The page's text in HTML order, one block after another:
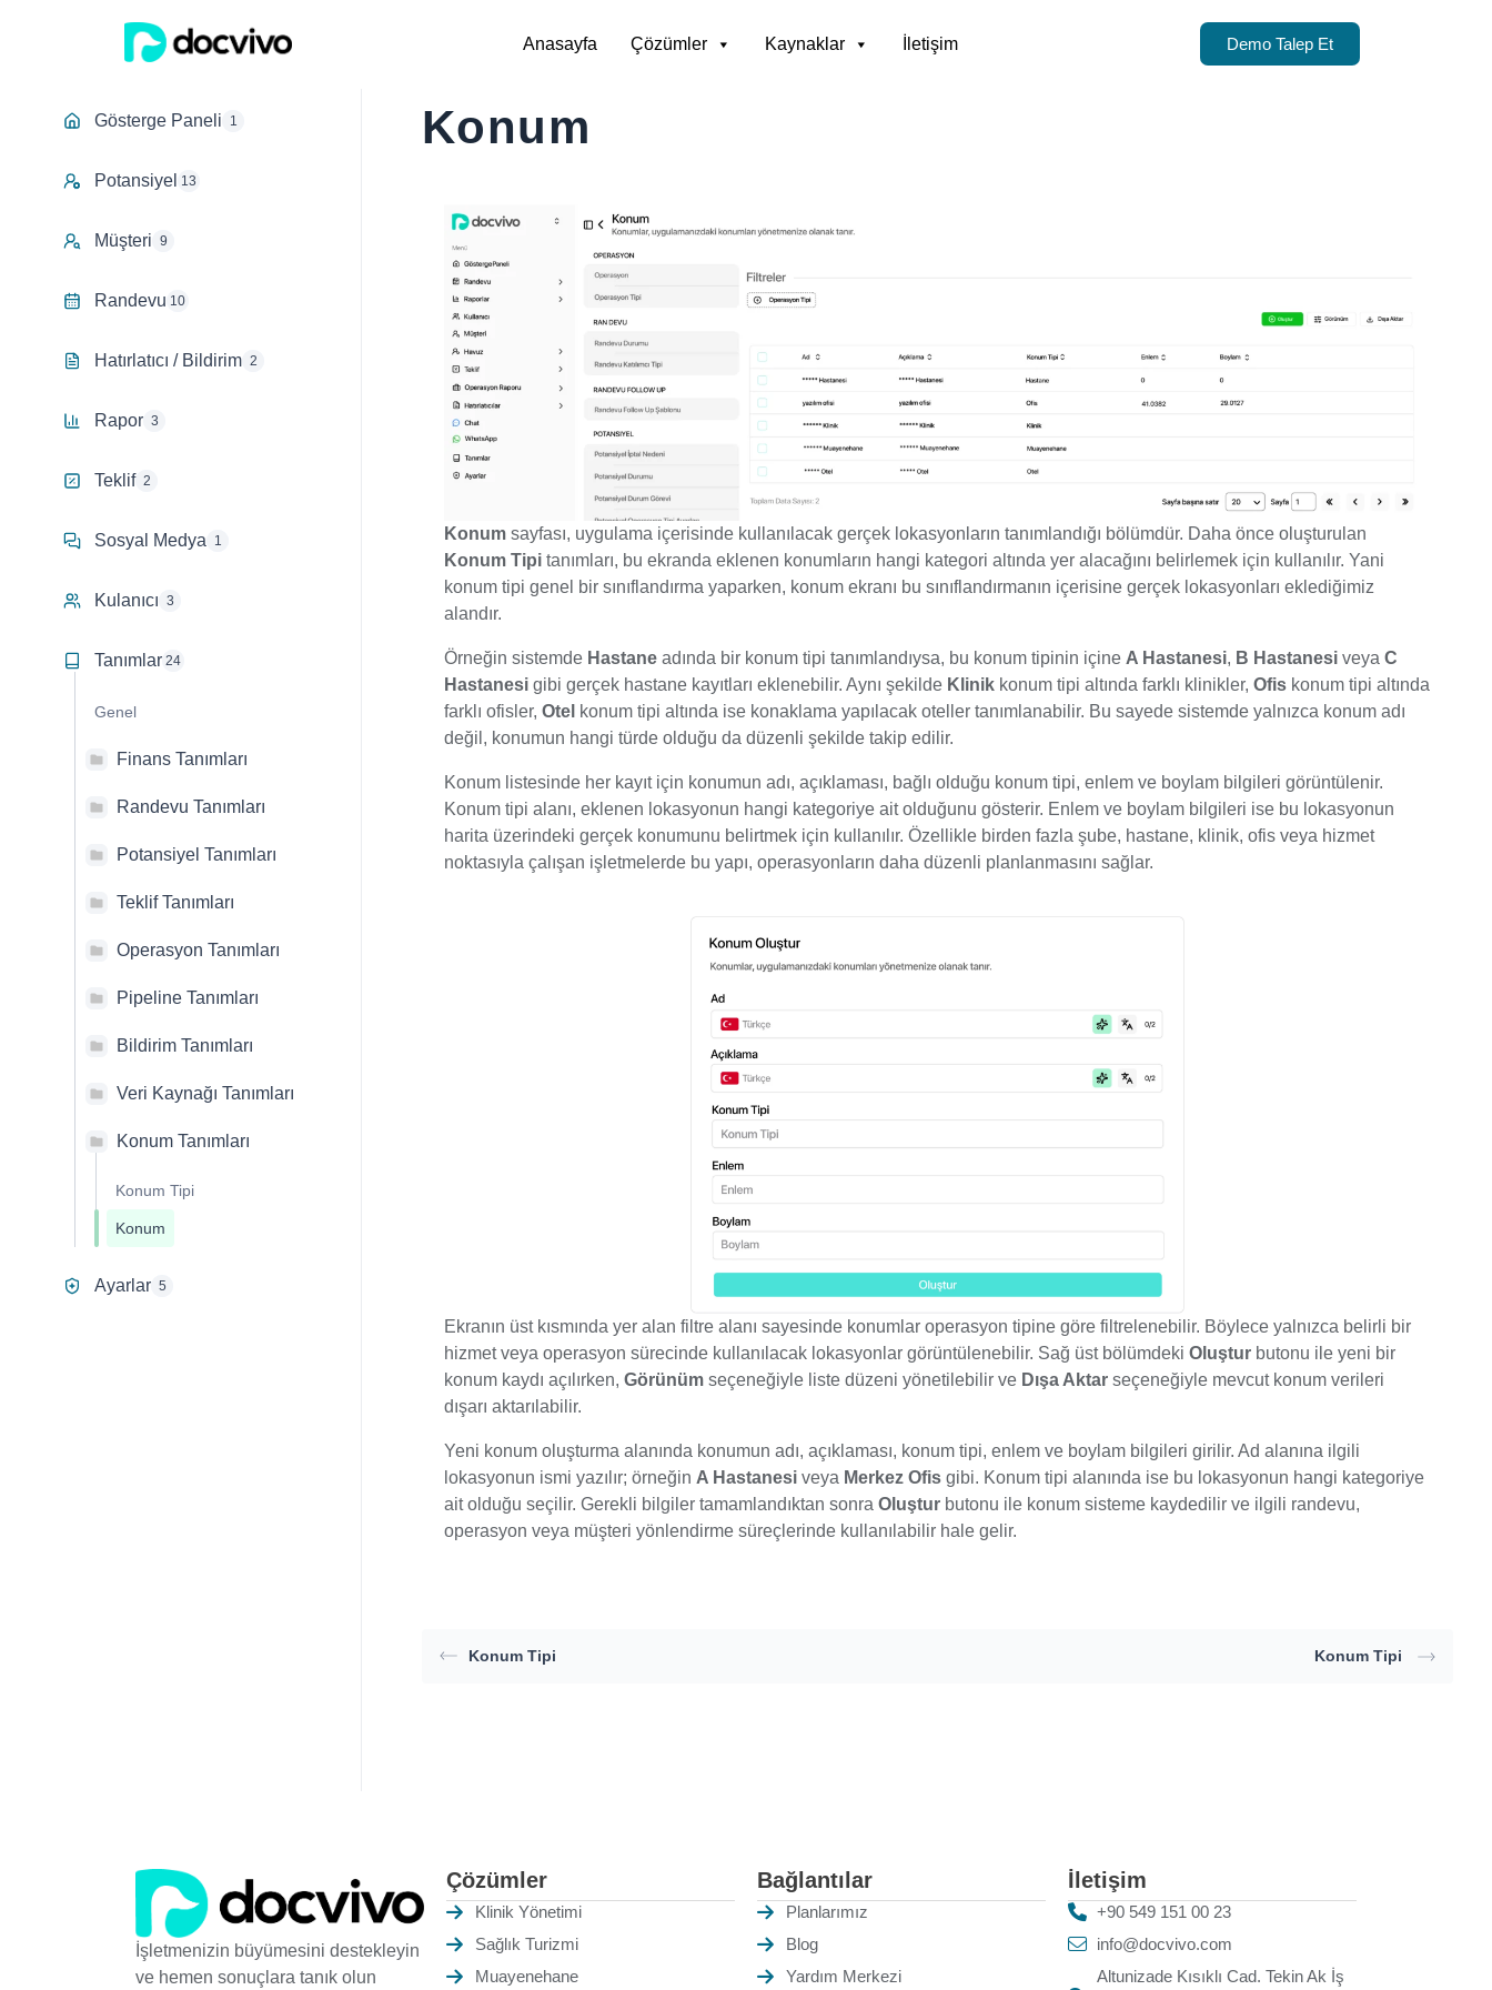
Anasayfa Çözümler Kaynaklar İletişim Demo Talep Et
Gösterge Paneli 1
Potansiyel 13
Müşteri 9
Randevu 10
Hatırlatıcı / Bildirim 2
Rapor 3
Teklif 2
Sosyal Medya 1
Kulanıcı 3
Tanımlar 24
Genel
Finans Tanımları
Randevu Tanımları
Potansiyel Tanımları
Teklif Tanımları
Operasyon Tanımları
Pipeline Tanımları
Bildirim Tanımları
Veri Kaynağı Tanımları
Konum Tanımları
Konum Tipi
Konum
Ayarlar 5
Konum
Konumsayfası, uygulama içerisinde kullanılacak gerçek lokasyonların tanımlandığı bölümdür. Daha önce oluşturulan
Konum Tipitanımları, bu ekranda eklenen konumların hangi kategori altında yer alacağını belirlemek için kullanılır. Yani
konum tipi genel bir sınıflandırma yaparken, konum ekranı bu sınıflandırmanın içerisine gerçek lokasyonları eklediğimiz
alandır.
Örneğin sistemde Hastaneadında bir konum tipi tanımlandıysa, bu konum tipinin içine A Hastanesi, B Hastanesiveya C
Hastanesigibi gerçek hastane kayıtları eklenebilir. Aynı şekilde Klinikkonum tipi altında farklı klinikler, Ofiskonum tipi altında
farklı ofisler, Otel konum tipi altında ise konaklama yapılacak oteller tanımlanabilir. Bu sayede sistemde yalnızca konum adı
değil, konumun hangi türde olduğu da düzenli şekilde takip edilir.
Konum listesinde her kayıt için konumun adı, açıklaması, bağlı olduğu konum tipi, enlem ve boylam bilgileri görüntülenir.
Konum tipi alanı, eklenen lokasyonun hangi kategoriye ait olduğunu gösterir. Enlem ve boylam bilgileri ise bu lokasyonun
harita üzerindeki gerçek konumunu belirtmek için kullanılır. Özellikle birden fazla şube, hastane, klinik, ofis veya hizmet
noktasıyla çalışan işletmelerde bu yapı, operasyonların daha düzenli planlanmasını sağlar.
Ekranın üst kısmında yer alan filtre alanı sayesinde konumlar operasyon tipine göre filtrelenebilir. Böylece yalnızca belirli bir
hizmet veya operasyon sürecinde kullanılacak lokasyonlar görüntülenebilir. Sağ üst bölümdeki Oluşturbutonu ile yeni bir
konum kaydı açılırken, Görünümseçeneğiyle liste düzeni yönetilebilir ve Dışa Aktarseçeneğiyle mevcut konum verileri
dışarı aktarılabilir.
Yeni konum oluşturma alanında konumun adı, açıklaması, konum tipi, enlem ve boylam bilgileri girilir. Ad alanına ilgili
lokasyonun ismi yazılır; örneğin A Hastanesiveya Merkez Ofisgibi. Konum tipi alanında ise bu lokasyonun hangi kategoriye
ait olduğu seçilir. Gerekli bilgiler tamamlandıktan sonra Oluşturbutonu ile konum sisteme kaydedilir ve ilgili randevu,
operasyon veya müşteri yönlendirme süreçlerinde kullanılabilir hale gelir.
Konum Tipi Konum Tipi
İşletmenizin büyümesini destekleyin
ve hemen sonuçlara tanık olun
Çözümler
Klinik Yönetimi
Sağlık Turizmi
Muayenehane
Bağlantılar
Planlarımız
Blog
Yardım Merkezi
İletişim
+90 549 151 00 23
info@docvivo.com
Altunizade Kısıklı Cad. Tekin Ak İş